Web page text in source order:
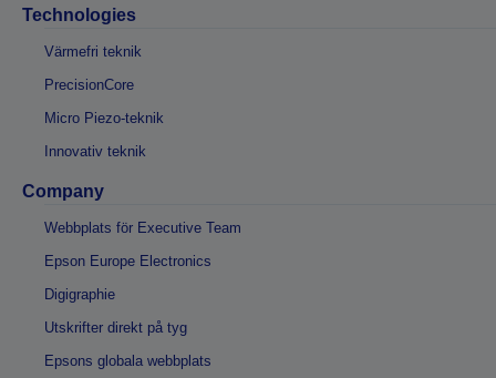
Technologies
Värmefri teknik
PrecisionCore
Micro Piezo-teknik
Innovativ teknik
Company
Webbplats för Executive Team
Epson Europe Electronics
Digigraphie
Utskrifter direkt på tyg
Epsons globala webbplats